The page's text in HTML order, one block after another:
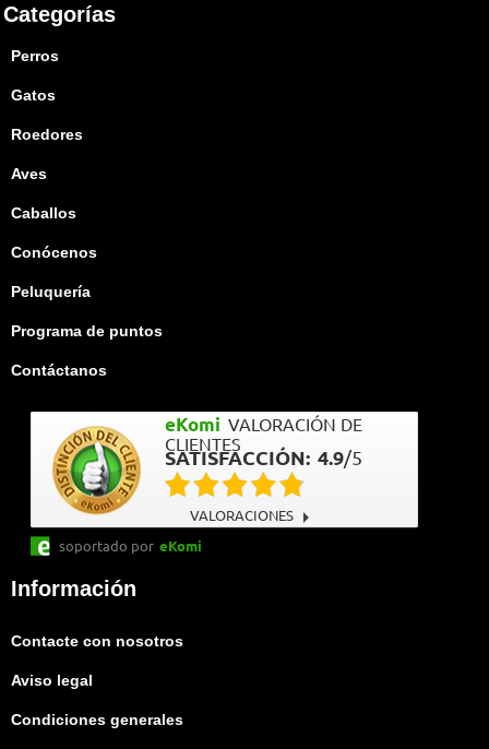
Categorías
Perros
Gatos
Roedores
Aves
Caballos
Conócenos
Peluquería
Programa de puntos
Contáctanos
eKomi VALORACIÓN DE
CLIENTES
SATISFACCIÓN: 4.9/5
VALORACIONES
soportado por eKomi
Información
Contacte con nosotros
Aviso legal
Condiciones generales